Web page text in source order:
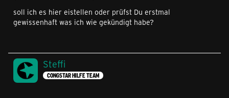
soll ich es hier eistellen oder prüfst Du erstmal
gewissenhaft was ich wie gekündigt habe?
Steffi
CONGSTAR HILFE TEAM